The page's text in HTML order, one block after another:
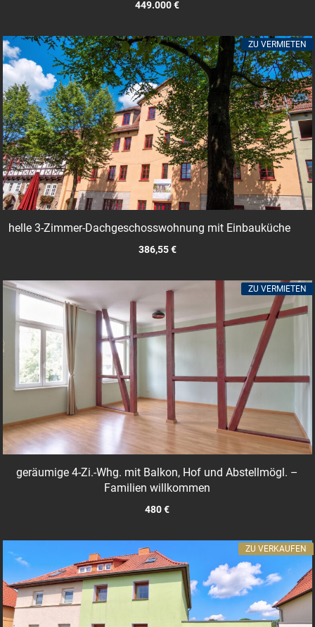
449.000 €
helle 3-Zimmer-Dachgeschosswohnung mit Einbauküche
386,55 €
ZU VERMIETEN
geräumige 4-Zi.-Whg. mit Balkon, Hof und Abstellmögl. –
Familien willkommen
480 €
ZU VERMIETEN
ZU VERKAUFEN